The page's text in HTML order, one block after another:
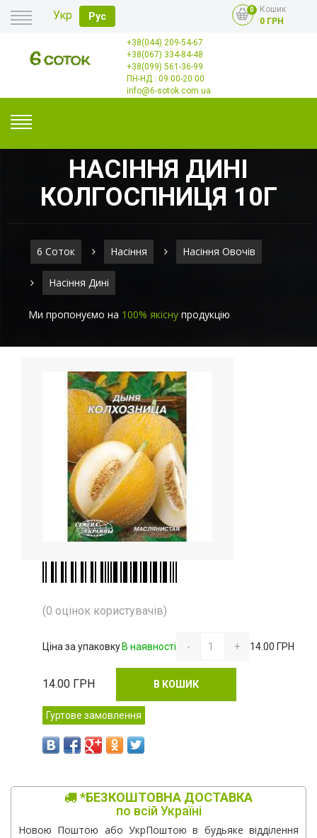
Укр Рус
0
Кошик
0 ГРН
Головна
Оплата
Доставка
+38(044) 209-54-67
+38(067) 334-84-48
+38(099) 561-36-99
ПН-НД : 09:00-20:00
info@6-sotok.com.ua
НАСІННЯ ДИНІ
КОЛГОСПНИЦЯ 10Г
6 Соток Насіння Насіння Овочів
Насіння Дині
Ми пропонуємо на 100% якісну продукцію
(0 оцінок користувачів)
Ціна за упаковку В наявності - + 14.00 ГРН
14.00 ГРН В КОШИК
Гуртове замовлення
*БЕЗКОШТОВНА ДОСТАВКА
по всій Україні
Новою Поштою або УкрПоштою в будьяке відділення